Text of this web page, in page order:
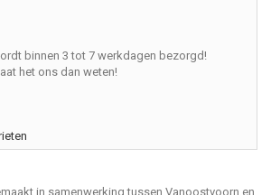
binnen 3 tot 7 werkdagen bezorgd!
het ons dan weten!
in samenwerking tussen Vanoostvoorn en